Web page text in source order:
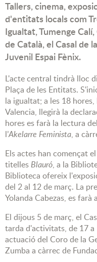
Tallers, cinema,
d'entitats locals com
Igualtat, Tumenge
de Català, el Casal de
Juvenil Espai Fènix.
L'acte central tindrà lloc
Plaça de les Entitats.
la igualtat; a les 18
Valencia, llegirà la
hores es farà la lectura
l’Akelarre Feminista, a
Els actes han començat
titelles Blauró, a la
Biblioteca ofereix
del 2 al 12 de març. La
Yolanda Cabezas, es
El dijous 5 de març, el
tarda d'activitats, de 17 a
actuació del Coro de la
Zumba a càrrec de